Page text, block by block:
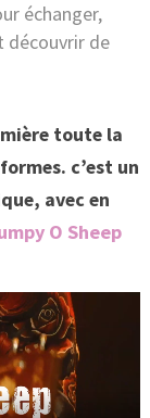
échanger,
découvrir de
toute la
c’est un
avec en
O Sheep